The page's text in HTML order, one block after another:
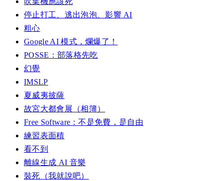
停止打工、逃出泡泡、影響 AI
粗心
Google AI 模式，爛爆了！
POSSE：部落格先吃
幻覺
IMSLP
夏威夷披薩
故宮大都會展（相簿）
Free Software：不是免費，是自由
練習表面積
看不到
離線生成 AI 音樂
裝死（我就說吧）